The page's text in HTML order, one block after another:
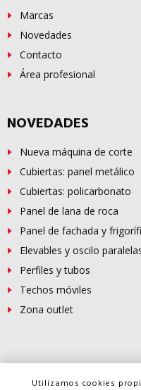
Marcas
Novedades
Contacto
Área profesional
NOVEDADES
Nueva máquina de corte
Cubiertas: panel metálico
Cubiertas: policarbonato
Panel de lana de roca
Panel de fachada y
Elevables y oscilo
Perfiles y tubos
Techos móviles
Zona outlet
©
Utilizamos cookies